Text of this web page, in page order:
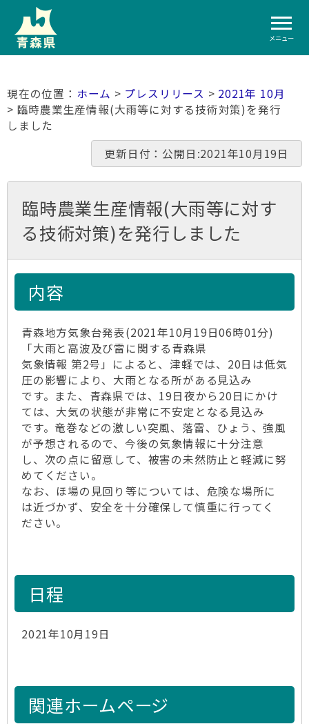
メニュー
ホーム > プレスリリース > 2021年 10月
> 臨時農業生産情報(大雨等に対する技術対策)を発行
しました
更新日付：公開日:2021年10月19日
臨時農業生産情報(大雨等に対す
る技術対策)を発行しました
内容
青森地方気象台発表(2021年10月19日06時01分)
「大雨と高波及び雷に関する青森県
気象情報 第2号」によると、津軽では、20日は低気
圧の影響により、大雨となる所がある見込み
です。また、青森県では、19日夜から20日にかけ
ては、大気の状態が非常に不安定となる見込み
です。竜巻などの激しい突風、落雷、ひょう、強風
が予想されるので、今後の気象情報に十分注意
し、次の点に留意して、被害の未然防止と軽減に努
めてください。
なお、ほ場の見回り等については、危険な場所に
は近づかず、安全を十分確保して慎重に行ってく
ださい。
日程
2021年10月19日
関連ホームページ